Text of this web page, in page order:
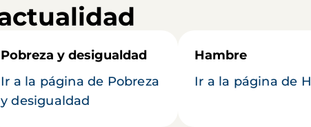
Pobreza y desigualdad
Ir a la página de Pobreza
y desigualdad
Hambre
Ir a la página de